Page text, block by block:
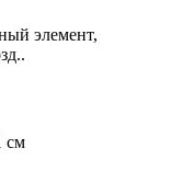
элемент,
см